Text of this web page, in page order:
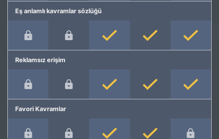
Eş anlamlı kavramlar sözlüğü
Reklamsız erişim
Favori Kavramlar